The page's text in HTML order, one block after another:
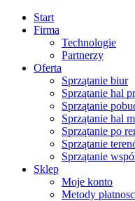
Start
Firma
Technologie
Partnerzy
Oferta
Sprzątanie biur
Sprzątanie hal
Sprzątanie
Sprzątanie hal
Sprzątanie po
Sprzątanie
Sprzątanie
Sklep
Moje konto
Metody